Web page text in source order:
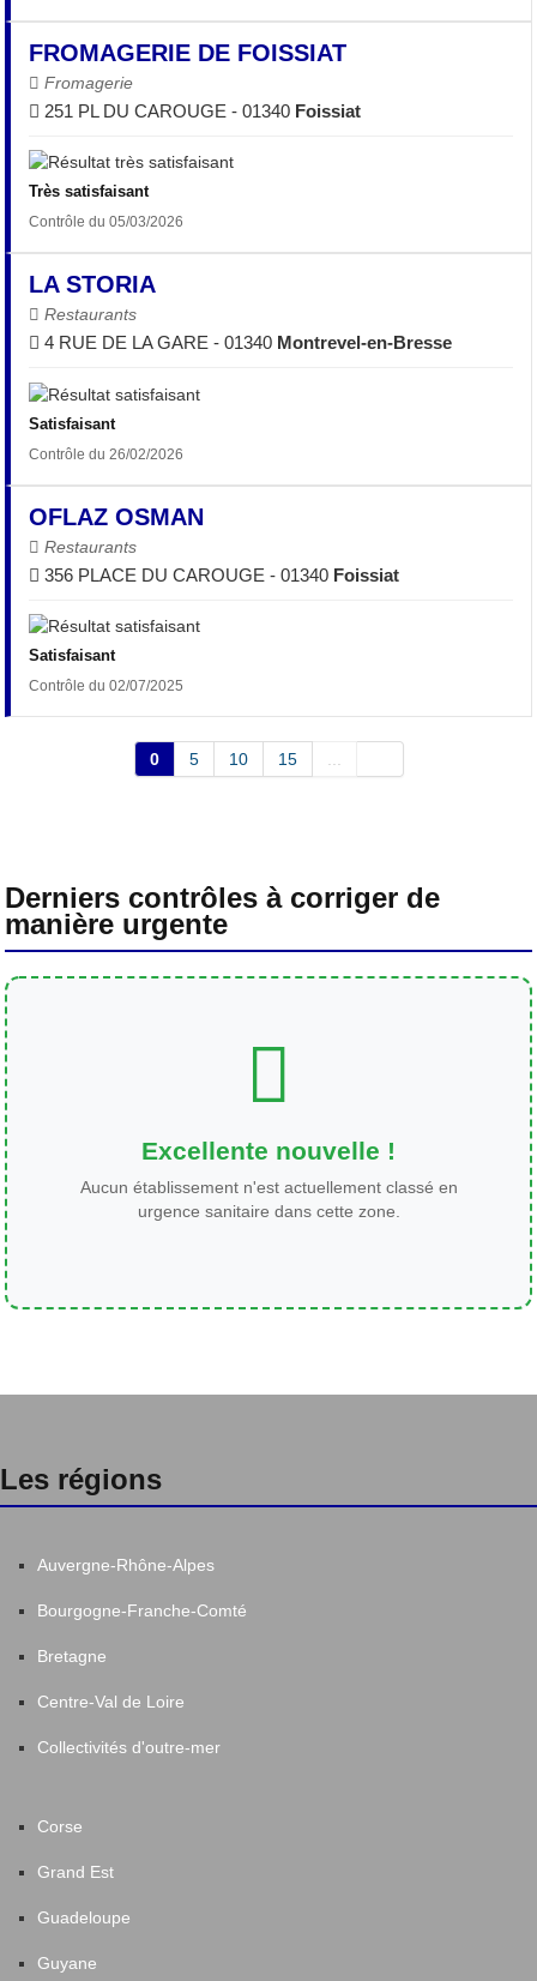
FROMAGERIE DE FOISSIAT
Fromagerie
251 PL DU CAROUGE - 01340 Foissiat
Très satisfaisant
Contrôle du 05/03/2026
LA STORIA
Restaurants
4 RUE DE LA GARE - 01340 Montrevel-en-Bresse
Satisfaisant
Contrôle du 26/02/2026
OFLAZ OSMAN
Restaurants
356 PLACE DU CAROUGE - 01340 Foissiat
Satisfaisant
Contrôle du 02/07/2025
0 5 10 15
Derniers contrôles à corriger de
manière urgente
Excellente nouvelle !
Aucun établissement n'est actuellement classé en
urgence sanitaire dans cette zone.
Les régions
Auvergne-Rhône-Alpes
Bourgogne-Franche-Comté
Bretagne
Centre-Val de Loire
Collectivités d'outre-mer
Corse
Grand Est
Guadeloupe
Guyane